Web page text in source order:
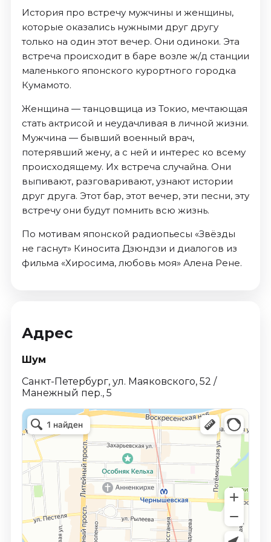
История про встречу мужчины и женщины,
которые оказались нужными друг другу
только на один этот вечер. Они одиноки. Эта
встреча происходит в баре возле ж/д станции
маленького японского курортного городка
Кумамото.
Женщина — танцовщица из Токио, мечтающая
стать актрисой и неудачливая в личной жизни.
Мужчина — бывший военный врач,
потерявший жену, а с ней и интерес ко всему
происходящему. Их встреча случайна. Они
выпивают, разговаривают, узнают истории
друг друга. Этот бар, этот вечер, эти песни, эту
встречу они будут помнить всю жизнь.
По мотивам японской радиопьесы «Звёзды
не гаснут» Киносита Дзюндзи и диалогов из
фильма «Хиросима, любовь моя» Алена Рене.
Адрес
Шум
Санкт-Петербург, ул. Маяковского, 52 /
Манежный пер., 5